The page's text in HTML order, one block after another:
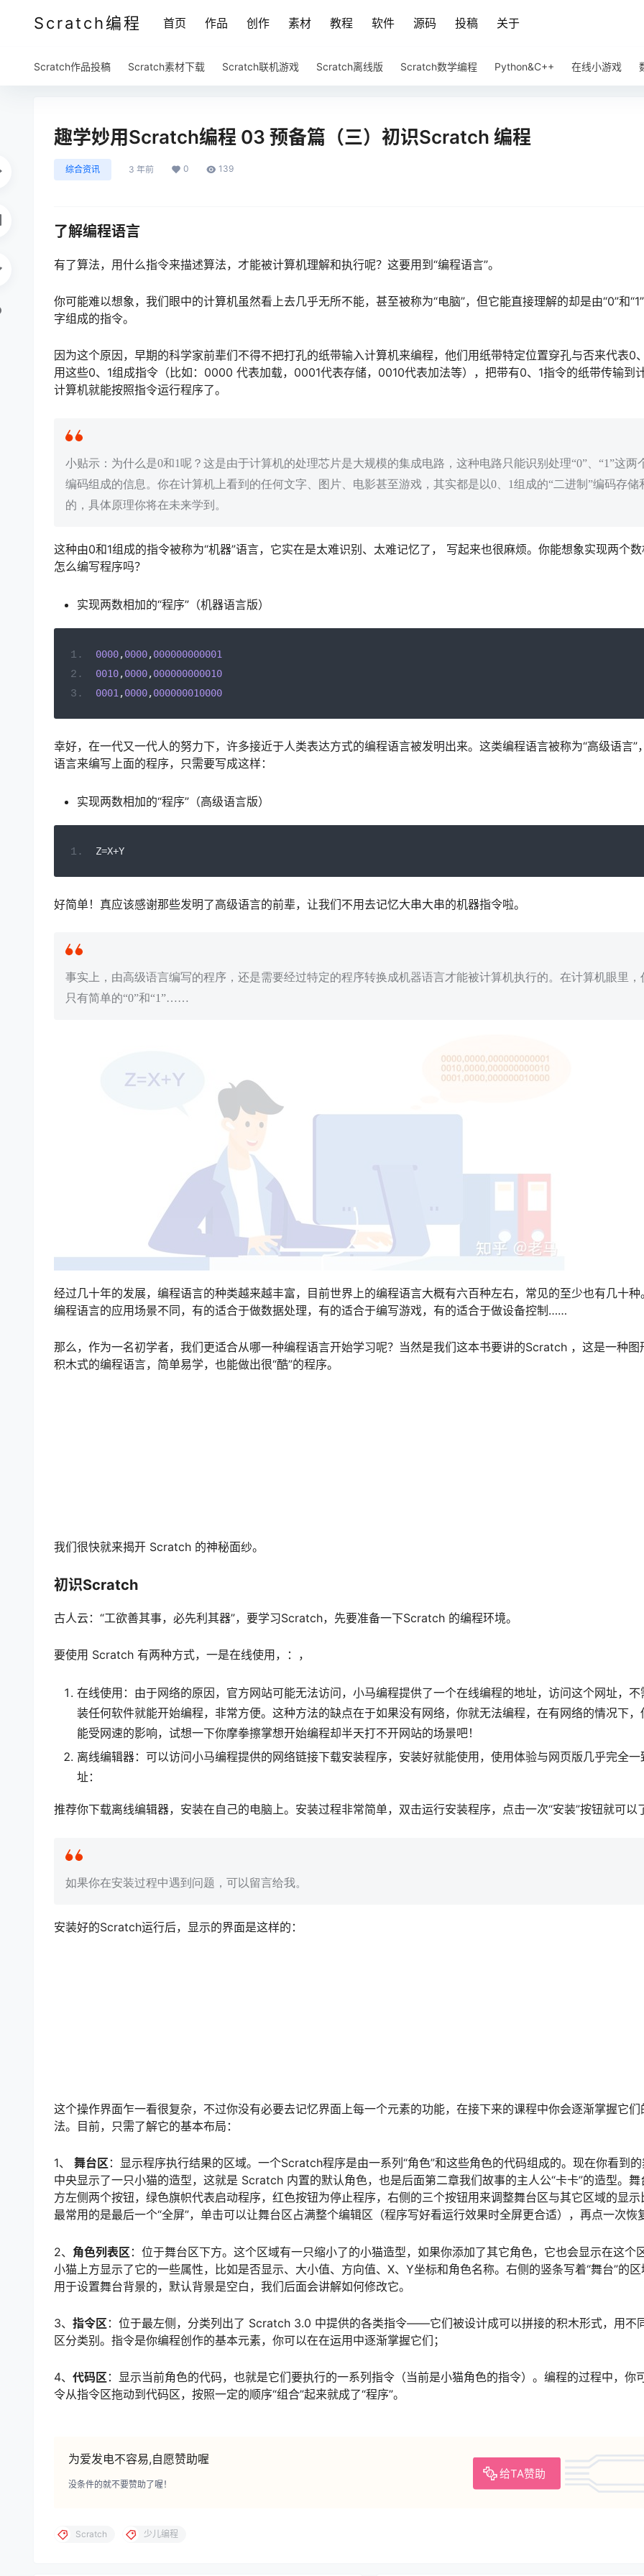
Scratch编程 首页 作品 创作 素材 教程 软件 源码 投稿 关于
Scratch作品投稿 Scratch素材下载 Scratch联机游戏 Scratch离线版 Scratch数学编程 Python&C++ 在线小游戏
趣学妙用Scratch编程 03 预备篇（三）初识Scratch 编程
综合资讯 3 年前 0 139
了解编程语言
有了算法，用什么指令来描述算法，才能被计算机理解和执行呢？这要用到“编程语言”。
你可能难以想象，我们眼中的计算机虽然看上去几乎无所不能，甚至被称为“电脑”，但它能直接理解的却是由“0”和
字组成的指令。
因为这个原因，早期的科学家前辈们不得不把打孔的纸带输入计算机来编程，他们用纸带特定位置穿孔与否来代表0
用这些0、1组成指令（比如：0000 代表加载，0001代表存储，0010代表加法等），把带有0、1指令的纸带传输到
计算机就能按照指令运行程序了。
小贴示：为什么是0和1呢？这是由于计算机的处理芯片是大规模的集成电路，这种电路只能识别处理“0”、“1”这两
编码组成的信息。你在计算机上看到的任何文字、图片、电影甚至游戏，其实都是以0、1组成的“二进制”编码存储
的，具体原理你将在未来学到。
这种由0和1组成的指令被称为“机器”语言，它实在是太难识别、太难记忆了， 写起来也很麻烦。你能想象实现两个
怎么编写程序吗？
实现两数相加的“程序”（机器语言版）
0000,0000,000000000001
0010,0000,000000000010
0001 ,0000,000000010000
幸好，在一代又一代人的努力下，许多接近于人类表达方式的编程语言被发明出来。这类编程语言被称为“高级语言”
语言来编写上面的程序，只需要写成这样：
实现两数相加的“程序”（高级语言版）
Z=X+Y
好简单！真应该感谢那些发明了高级语言的前辈，让我们不用去记忆大串大串的机器指令啦。
事实上，由高级语言编写的程序，还是需要经过特定的程序转换成机器语言才能被计算机执行的。在计算机眼里，
只有简单的“0”和“1”……
经过几十年的发展，编程语言的种类越来越丰富，目前世界上的编程语言大概有六百种左右，常见的至少也有几十种
编程语言的应用场景不同，有的适合于做数据处理，有的适合于编写游戏，有的适合于做设备控制……
那么，作为一名初学者，我们更适合从哪一种编程语言开始学习呢？当然是我们这本书要讲的Scratch ，这是一种图
积木式的编程语言，简单易学，也能做出很“酷”的程序。
我们很快就来揭开 Scratch 的神秘面纱。
初识Scratch
古人云：“工欲善其事，必先利其器”，要学习Scratch，先要准备一下Scratch 的编程环境。
要使用 Scratch 有两种方式，一是在线使用，：，
在线使用：由于网络的原因，官方网站可能无法访问，小马编程提供了一个在线编程的地址，访问这个网址，不
装任何软件就能开始编程，非常方便。这种方法的缺点在于如果没有网络，你就无法编程，在有网络的情况下，
能受网速的影响，试想一下你摩拳擦掌想开始编程却半天打不开网站的场景吧！
离线编辑器：可以访问小马编程提供的网络链接下载安装程序，安装好就能使用，使用体验与网页版几乎完全一
址：
推荐你下载离线编辑器，安装在自己的电脑上。安装过程非常简单，双击运行安装程序，点击一次“安装”按钮就可以
如果你在安装过程中遇到问题，可以留言给我。
安装好的Scratch运行后，显示的界面是这样的：
这个操作界面乍一看很复杂，不过你没有必要去记忆界面上每一个元素的功能，在接下来的课程中你会逐渐掌握它们
法。目前，只需了解它的基本布局：
1、 舞台区 ：显示程序执行结果的区域。一个Scratch程序是由一系列“角色”和这些角色的代码组成的。现在你看到
中央显示了一只小猫的造型，这就是 Scratch 内置的默认角色，也是后面第二章我们故事的主人公“卡卡”的造型。舞
方左侧两个按钮，绿色旗帜代表启动程序，红色按钮为停止程序，右侧的三个按钮用来调整舞台区与其它区域的显示
最常用的是最后一个“全屏”，单击可以让舞台区占满整个编辑区（程序写好看运行效果时全屏更合适），再点一次恢
2、 角色列表区 ：位于舞台区下方。这个区域有一只缩小了的小猫造型，如果你添加了其它角色，它也会显示在这个
小猫上方显示了它的一些属性，比如是否显示、大小值、方向值、X、Y坐标和角色名称。右侧的竖条写着“舞台”的
用于设置舞台背景的，默认背景是空白，我们后面会讲解如何修改它。
3、 指令区 ：位于最左侧，分类列出了 Scratch 3.0 中提供的各类指令——它们被设计成可以拼接的积木形式，用不
区分类别。指令是你编程创作的基本元素，你可以在在运用中逐渐掌握它们；
4、 代码区 ：显示当前角色的代码，也就是它们要执行的一系列指令（当前是小猫角色的指令）。编程的过程中，你
令从指令区拖动到代码区，按照一定的顺序“组合”起来就成了“程序”。
为爱发电不容易,自愿赞助喔
给TA赞助
没条件的就不要赞助了喔！
Scratch 少儿编程